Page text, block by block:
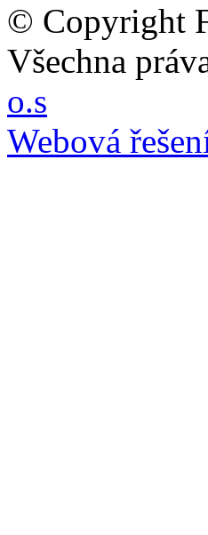
© Copyright
Všechna
o.s
Webová